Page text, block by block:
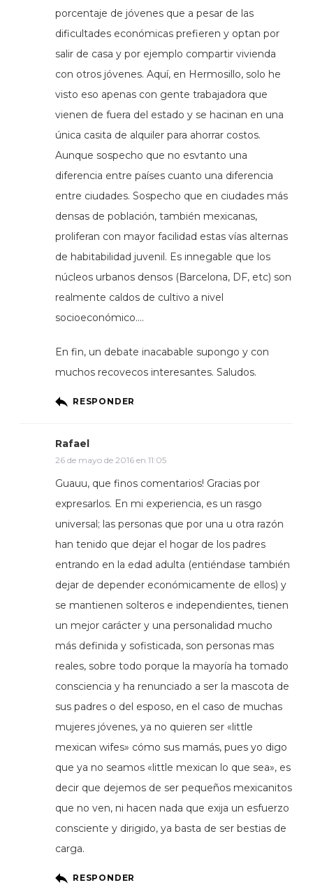
porcentaje de jóvenes que a pesar de las
dificultades económicas prefieren y optan por
salir de casa y por ejemplo compartir vivienda
con otros jóvenes. Aquí, en Hermosillo, solo he
visto eso apenas con gente trabajadora que
vienen de fuera del estado y se hacinan en una
única casita de alquiler para ahorrar costos.
Aunque sospecho que no esvtanto una
diferencia entre países cuanto una diferencia
entre ciudades. Sospecho que en ciudades más
densas de población, también mexicanas,
proliferan con mayor facilidad estas vías alternas
de habitabilidad juvenil. Es innegable que los
núcleos urbanos densos (Barcelona, DF, etc) son
realmente caldos de cultivo a nivel
socioeconómico….
En fin, un debate inacabable supongo y con
muchos recovecos interesantes. Saludos.
RESPONDER
Rafael
26 de mayo de 2016 en 11:05
Guauu, que finos comentarios! Gracias por
expresarlos. En mi experiencia, es un rasgo
universal; las personas que por una u otra razón
han tenido que dejar el hogar de los padres
entrando en la edad adulta (entiéndase también
dejar de depender económicamente de ellos) y
se mantienen solteros e independientes, tienen
un mejor carácter y una personalidad mucho
más definida y sofisticada, son personas mas
reales, sobre todo porque la mayoría ha tomado
consciencia y ha renunciado a ser la mascota de
sus padres o del esposo, en el caso de muchas
mujeres jóvenes, ya no quieren ser «little
mexican wifes» cómo sus mamás, pues yo digo
que ya no seamos «little mexican lo que sea», es
decir que dejemos de ser pequeños mexicanitos
que no ven, ni hacen nada que exija un esfuerzo
consciente y dirigido, ya basta de ser bestias de
carga.
RESPONDER